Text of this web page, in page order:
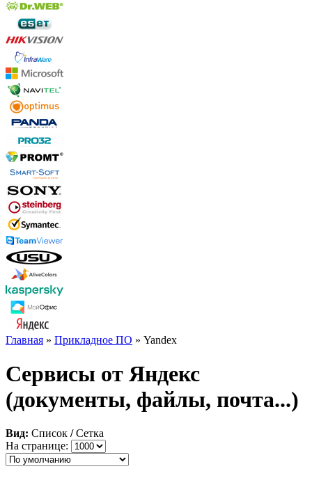
Главная » Прикладное ПО » Yandex
Сервисы от Яндекс
(документы, файлы, почта...)
Вид: Список / Сетка
На странице: